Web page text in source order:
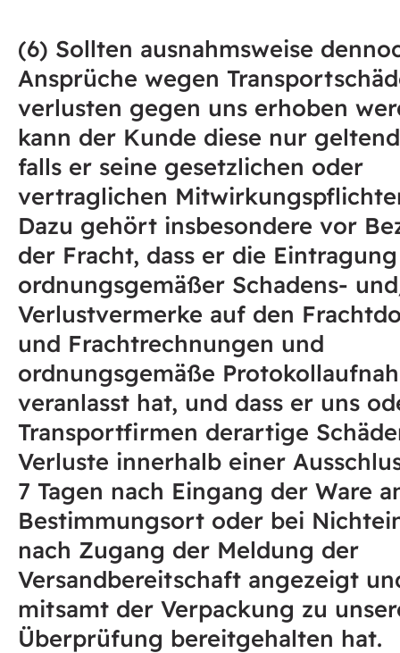
(6) Sollten ausnahmsweise
Ansprüche wegen
verlusten gegen uns erhoben
kann der Kunde diese nur
falls er seine gesetzlichen oder
vertraglichen
Dazu gehört insbesondere vor
der Fracht, dass er die Eintragung
ordnungsgemäßer Schadens-
Verlustvermerke auf den
und Frachtrechnungen und
ordnungsgemäße
veranlasst hat, und dass er uns
Transportfirmen derartige
Verluste innerhalb einer
7 Tagen nach Eingang der Ware
Bestimmungsort oder bei
nach Zugang der Meldung der
Versandbereitschaft angezeigt
mitsamt der Verpackung zu
Überprüfung bereitgehalten hat.